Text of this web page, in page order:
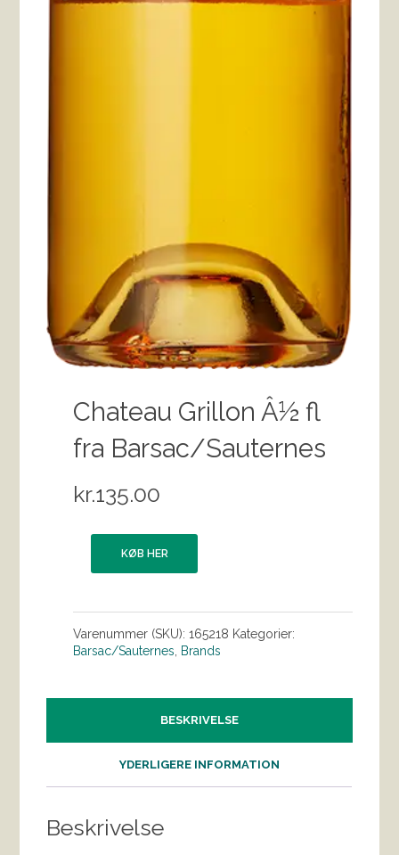
Chateau Grillon Â½ fl
fra Barsac/Sauternes
kr.135.00
KØB HER
Varenummer (SKU):165218 Kategorier:
Barsac/Sauternes
Brands
BESKRIVELSE
YDERLIGERE INFORMATION
Beskrivelse